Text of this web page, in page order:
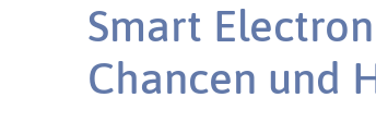
Smart
Chancen und